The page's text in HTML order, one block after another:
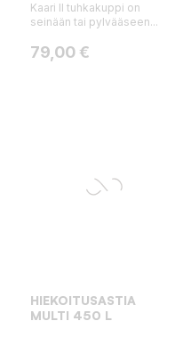
Kaari II tuhkakuppi on
seinään tai pylvääseen...
Hinta
79,00 €
HIEKOITUSASTIA
MULTI 450 L